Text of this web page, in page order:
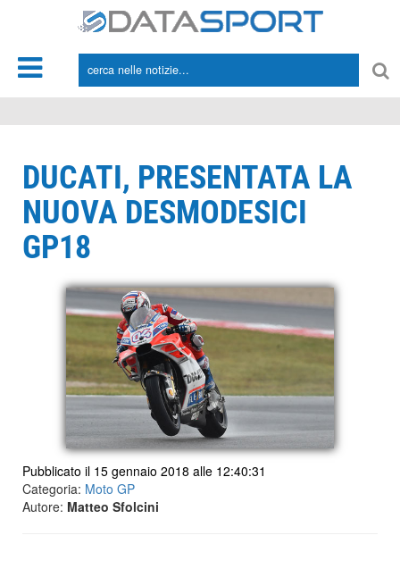
DUCATI, PRESENTATA LA
NUOVA DESMODESICI
GP18
Pubblicato il 15 gennaio 2018 alle 12:40:31
Categoria: Moto GP
Autore: Matteo Sfolcini